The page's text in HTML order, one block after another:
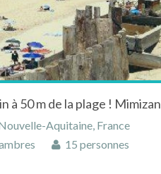
à 50 m de la plage ! Mimizan
Aquitaine, France
15 personnes